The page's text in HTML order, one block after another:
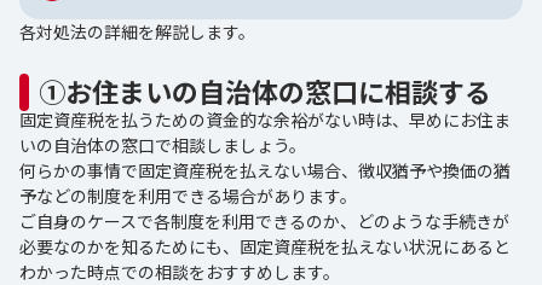
各対処法の詳細を解説します。
①お住まいの自治体の窓口に相談する
固定資産税を払うための資金的な余裕がない時は、早めにお住ま
いの自治体の窓口で相談しましょう。
何らかの事情で固定資産税を払えない場合、徴収猶予や換価の猶
予などの制度を利用できる場合があります。
ご自身のケースで各制度を利用できるのか、どのような手続きが
必要なのかを知るためにも、固定資産税を払えない状況にあると
わかった時点での相談をおすすめします。